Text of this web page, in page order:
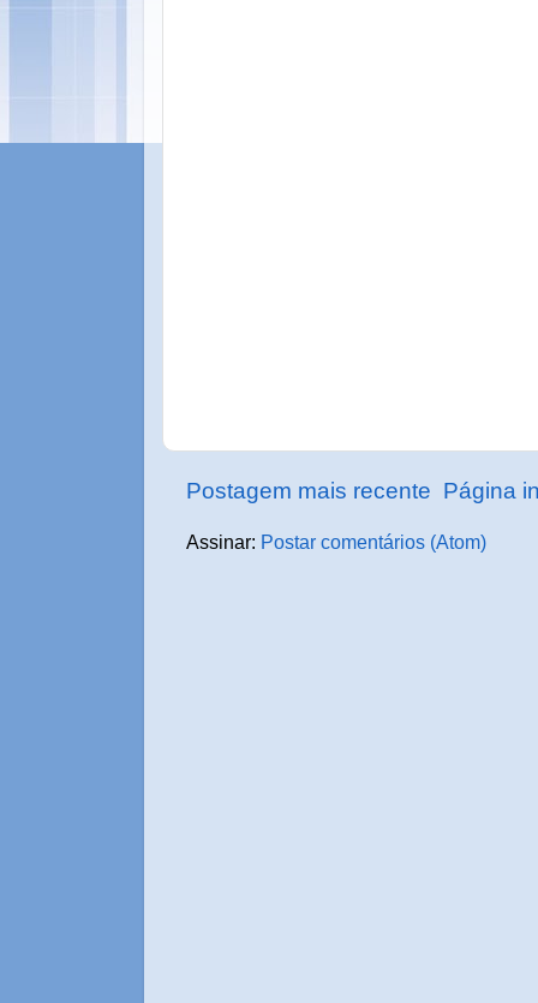
Postagem mais recente Página
Assinar: Postar comentários (Atom)